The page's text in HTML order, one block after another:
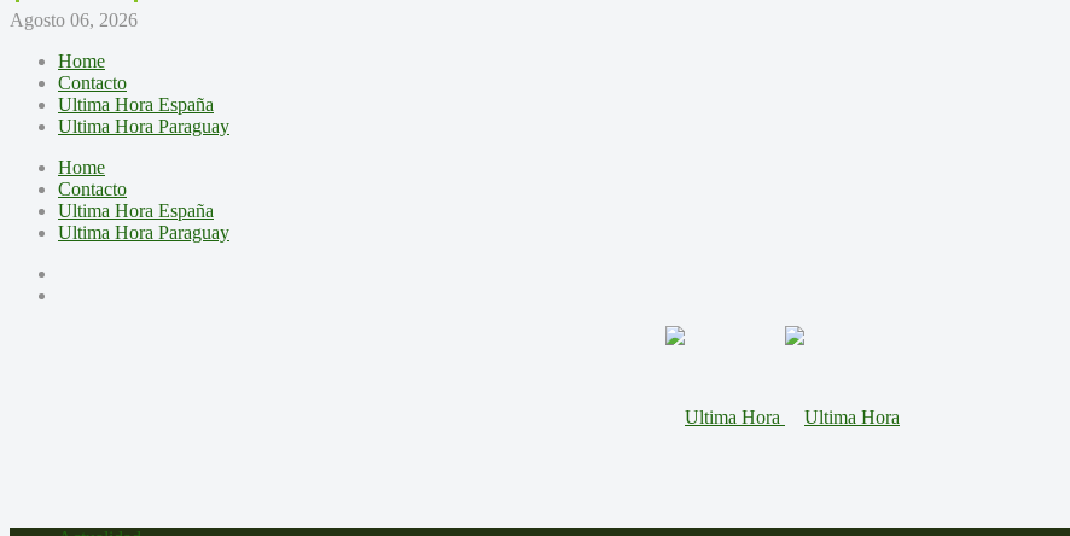
Agosto 06, 2026
Home
Contacto
Ultima Hora España
Ultima Hora Paraguay
Home
Contacto
Ultima Hora España
Ultima Hora Paraguay